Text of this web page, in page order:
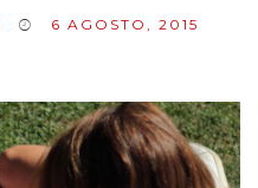
6 AGOSTO, 2015